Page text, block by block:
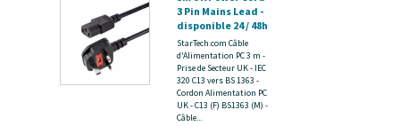
3 Pin Mains Lead -
disponible 24 / 48h
StarTech.com Câble
d'Alimentation PC 3 m -
Prise de Secteur UK - IEC
320 C13 vers BS 1363 -
Cordon Alimentation PC
UK - C13 (F) BS1363 (M) -
Câble...